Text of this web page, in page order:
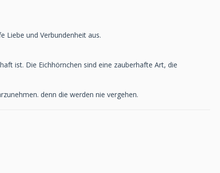
Liebe und Verbundenheit aus.
ist. Die Eichhörnchen sind eine zauberhafte Art, die
denn die werden nie vergehen.